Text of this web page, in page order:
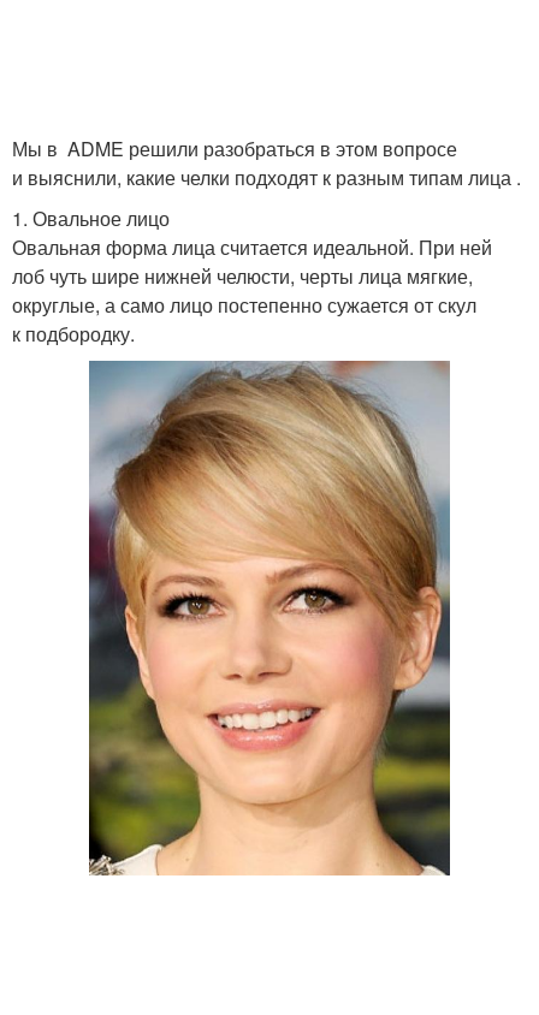
Мы в ADME решили разобраться в этом вопросе
и выяснили, какие челки подходят к разным типам лица .
1. Овальное лицо
Овальная форма лица считается идеальной. При ней
лоб чуть шире нижней челюсти, черты лица мягкие,
округлые, а само лицо постепенно сужается от скул
к подбородку.